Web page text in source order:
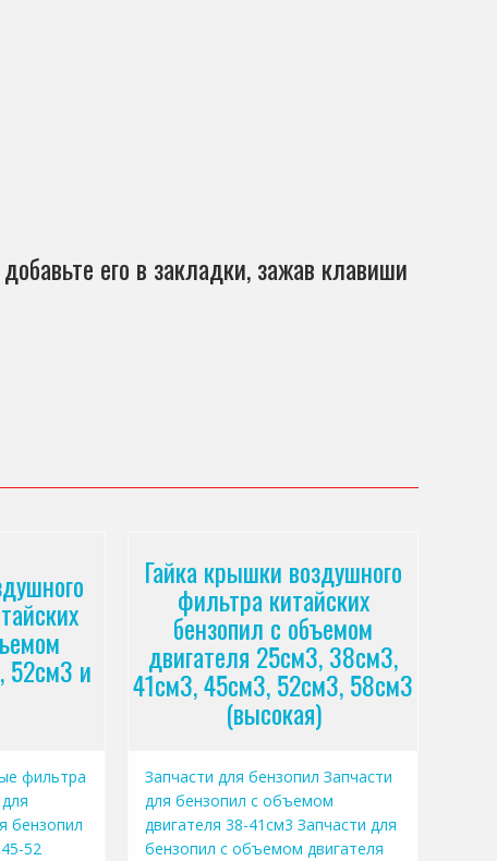
его в закладки, зажав клавиши
52см3 и
фильтра
бензопил
52
Гайка крышки воздушного
фильтра китайских
бензопил с объемом
двигателя 25см3, 38см3,
41см3, 45см3, 52см3, 58см3
(высокая)
Запчасти для бензопил Запчасти
для бензопил с объемом
двигателя 38-41см3 Запчасти для
бензопил с объемом двигателя